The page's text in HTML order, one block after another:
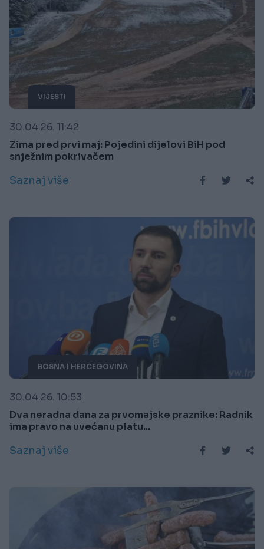
VIJESTI
30.04.26. 11:42
Zima pred prvi maj: Pojedini dijelovi BiH pod
snježnim pokrivačem
Saznaj više
BOSNA I HERCEGOVINA
30.04.26. 10:53
Dva neradna dana za prvomajske praznike: Radnik
ima pravo na uvećanu platu...
Saznaj više